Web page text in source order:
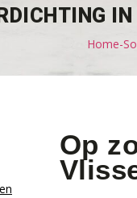
Home-
Op